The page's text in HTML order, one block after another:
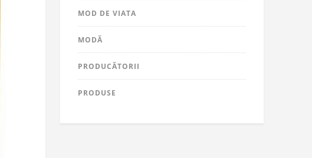
MOD DE VIATA
MODĂ
PRODUCĂTORII
PRODUSE